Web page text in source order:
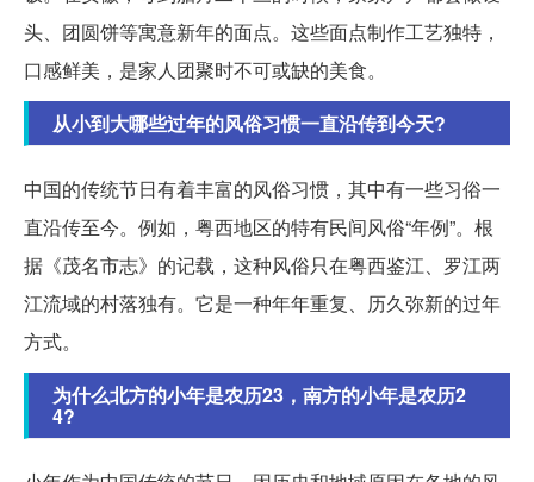
头、团圆饼等寓意新年的面点。这些面点制作工艺独特，
口感鲜美，是家人团聚时不可或缺的美食。
从小到大哪些过年的风俗习惯一直沿传到今天?
中国的传统节日有着丰富的风俗习惯，其中有一些习俗一
直沿传至今。例如，粤西地区的特有民间风俗“年例”。根
据《茂名市志》的记载，这种风俗只在粤西鉴江、罗江两
江流域的村落独有。它是一种年年重复、历久弥新的过年
方式。
为什么北方的小年是农历23，南方的小年是农历2
4?